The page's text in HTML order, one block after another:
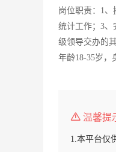
岗位职责：1
统计工作；3、
级领导交办的
年龄18-35岁，
温馨提
1.本平台仅